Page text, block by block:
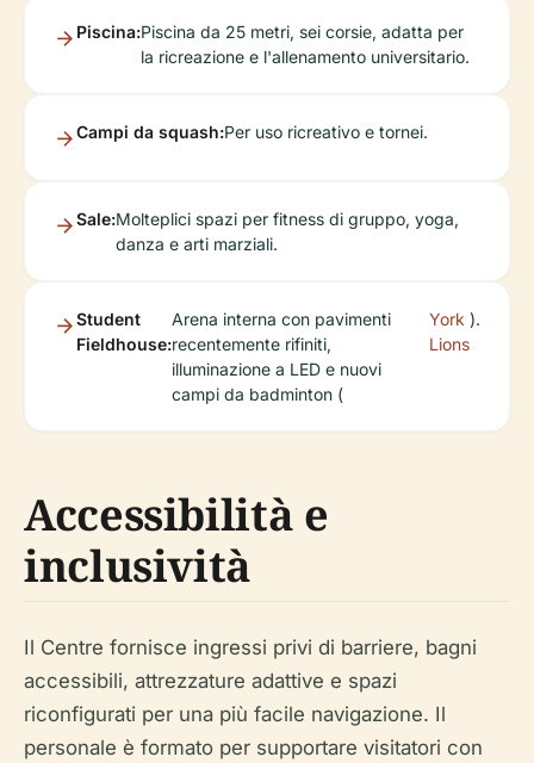
Piscina:Piscina da 25 metri, sei corsie, adatta per
la ricreazione e l'allenamento universitario.
Campi da squash:Per uso ricreativo e tornei.
Sale:Molteplici spazi per fitness di gruppo, yoga,
danza e arti marziali.
Student
Fieldhouse:
Arena interna con pavimenti
recentemente rifiniti,
illuminazione a LED e nuovi
campi da badminton (
York
Lions
).
Accessibilità e
inclusività
Il Centre fornisce ingressi privi di barriere, bagni
accessibili, attrezzature adattive e spazi
riconfigurati per una più facile navigazione. Il
personale è formato per supportare visitatori con